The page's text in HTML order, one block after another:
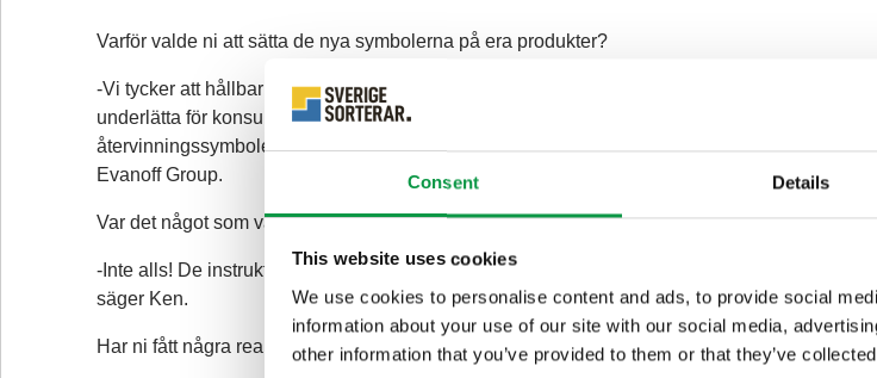
Consent Details
This website uses cookies
We use cookies to personalise content and ads, to provide social
information about your use of our site with our social media,
other information that you’ve provided to them or that they’ve
Varför valde ni att sätta de nya symbolerna på era produkter?
-Vi tycker att hållbarhet och därmed återvinning är oerhört viktigt. Vi vill gärna göra det vi kan
underlätta för konsumenterna att sortera rätt, därför har vi valt att använda den nya standarden
återvinningssymboler på våra förpackningar, berättar Ken Nygren, Head of Marketing &
Evanoff Group.
Var det något som var svårt/klurigt?
-Inte alls! De instruktioner och guider som finns tillgängliga var väldigt tydliga och enkla att
säger Ken.
Har ni fått några reaktioner?